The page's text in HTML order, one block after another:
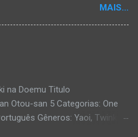
MAIS...
na Doemu Titulo
Otou-san 5 Categorias: One
Gêneros: Yaoi, Twink,